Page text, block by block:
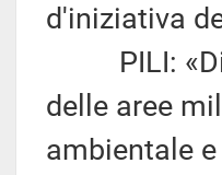
d'iniziativa
PILI:
delle aree
ambientale